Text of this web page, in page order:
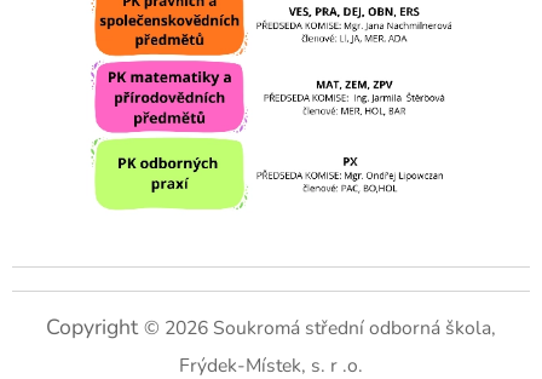
Copyright© 2026 Soukromá střední odborná škola,
Frýdek-Místek, s. r .o.